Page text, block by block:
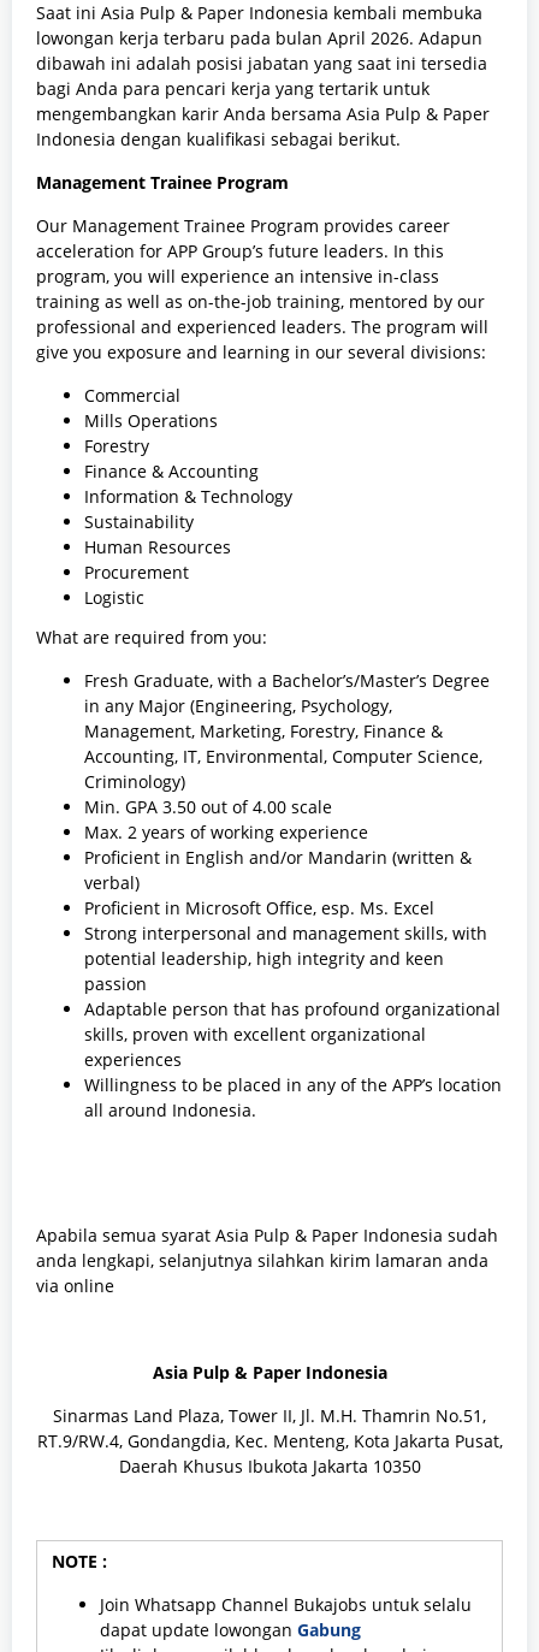
Saat ini Asia Pulp & Paper Indonesia kembali membuka
lowongan kerja terbaru pada bulan April 2026. Adapun
dibawah ini adalah posisi jabatan yang saat ini tersedia
bagi Anda para pencari kerja yang tertarik untuk
mengembangkan karir Anda bersama Asia Pulp & Paper
Indonesia dengan kualifikasi sebagai berikut.
Management Trainee Program
Our Management Trainee Program provides career
acceleration for APP Group’s future leaders. In this
program, you will experience an intensive in-class
training as well as on-the-job training, mentored by our
professional and experienced leaders. The program will
give you exposure and learning in our several divisions:
Commercial
Mills Operations
Forestry
Finance & Accounting
Information & Technology
Sustainability
Human Resources
Procurement
Logistic
What are required from you:
Fresh Graduate, with a Bachelor’s/Master’s Degree
in any Major (Engineering, Psychology,
Management, Marketing, Forestry, Finance &
Accounting, IT, Environmental, Computer Science,
Criminology)
Min. GPA 3.50 out of 4.00 scale
Max. 2 years of working experience
Proficient in English and/or Mandarin (written &
verbal)
Proficient in Microsoft Office, esp. Ms. Excel
Strong interpersonal and management skills, with
potential leadership, high integrity and keen
passion
Adaptable person that has profound organizational
skills, proven with excellent organizational
experiences
Willingness to be placed in any of the APP’s location
all around Indonesia.
Apabila semua syarat Asia Pulp & Paper Indonesia sudah
anda lengkapi, selanjutnya silahkan kirim lamaran anda
via online
Asia Pulp & Paper Indonesia
Sinarmas Land Plaza, Tower II, Jl. M.H. Thamrin No.51,
RT.9/RW.4, Gondangdia, Kec. Menteng, Kota Jakarta Pusat,
Daerah Khusus Ibukota Jakarta 10350
NOTE :
Join Whatsapp Channel Bukajobs untuk selalu
dapat update lowongan Gabung